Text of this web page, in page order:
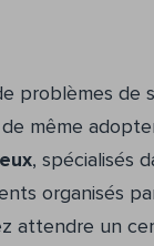
problèmes de
même
, spécialisés
organisés
attendre un